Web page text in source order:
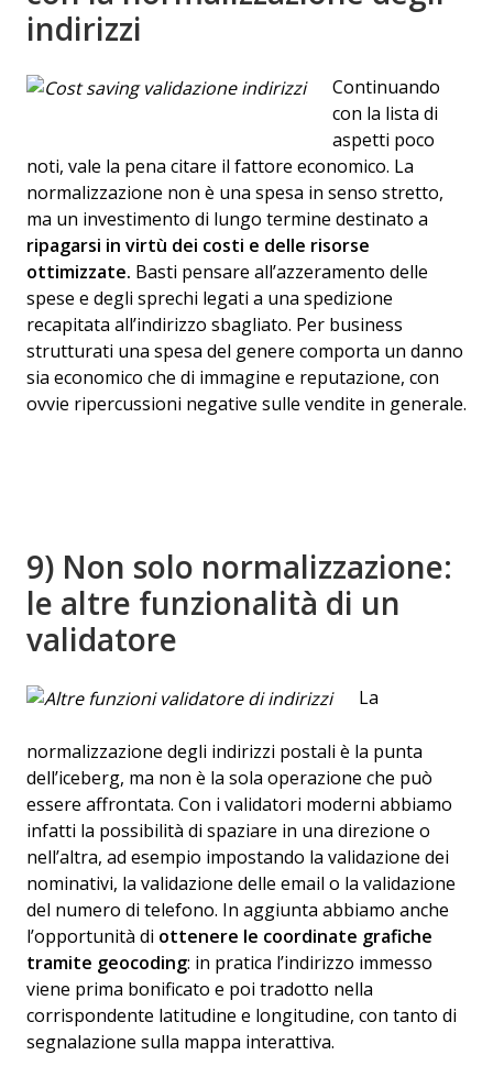
indirizzi
Continuando
con la lista di
aspetti poco
noti, vale la pena citare il fattore economico. La
normalizzazione non è una spesa in senso stretto,
ma un investimento di lungo termine destinato a
ripagarsi in virtù dei costi e delle risorse
ottimizzate. Basti pensare all’azzeramento delle
spese e degli sprechi legati a una spedizione
recapitata all’indirizzo sbagliato. Per business
strutturati una spesa del genere comporta un danno
sia economico che di immagine e reputazione, con
ovvie ripercussioni negative sulle vendite in generale.
9) Non solo normalizzazione:
le altre funzionalità di un
validatore
La
normalizzazione degli indirizzi postali è la punta
dell’iceberg, ma non è la sola operazione che può
essere affrontata. Con i validatori moderni abbiamo
infatti la possibilità di spaziare in una direzione o
nell’altra, ad esempio impostando la validazione dei
nominativi, la validazione delle email o la validazione
del numero di telefono. In aggiunta abbiamo anche
l’opportunità di ottenere le coordinate grafiche
tramite geocoding: in pratica l’indirizzo immesso
viene prima bonificato e poi tradotto nella
corrispondente latitudine e longitudine, con tanto di
segnalazione sulla mappa interattiva.